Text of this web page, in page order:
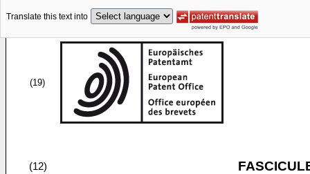
Translate this text into
(19)
(12)